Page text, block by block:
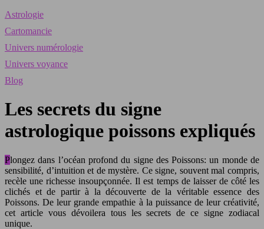
Astrologie
Cartomancie
Univers numérologie
Univers voyance
Blog
Les secrets du signe
astrologique poissons expliqués
Plongez dans l’océan profond du signe des Poissons: un monde de
sensibilité, d’intuition et de mystère. Ce signe, souvent mal compris,
recèle une richesse insoupçonnée. Il est temps de laisser de côté les
clichés et de partir à la découverte de la véritable essence des
Poissons. De leur grande empathie à la puissance de leur créativité,
cet article vous dévoilera tous les secrets de ce signe zodiacal
unique.